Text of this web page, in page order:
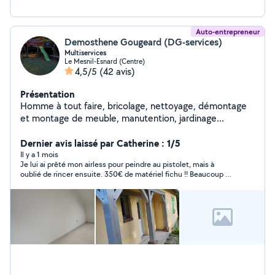
Auto-entrepreneur
Demosthene Gougeard (DG-services)
Multiservices
Le Mesnil-Esnard (Centre)
4,5/5 (42 avis)
Présentation
Homme à tout faire, bricolage, nettoyage, démontage
et montage de meuble, manutention, jardinage...
Dernier avis laissé par Catherine : 1/5
Il y a 1 mois
Je lui ai prêté mon airless pour peindre au pistolet, mais à
oublié de rincer ensuite. 350€ de matériel fichu !! Beaucoup de